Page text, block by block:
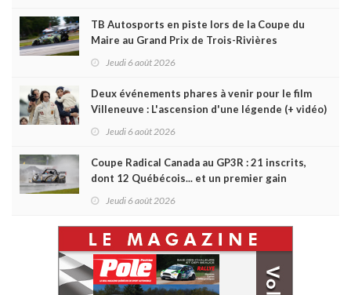
TB Autosports en piste lors de la Coupe du
Maire au Grand Prix de Trois-Rivières
Jeudi 6 août 2026
Deux événements phares à venir pour le film
Villeneuve : L'ascension d'une légende (+ vidéo)
Jeudi 6 août 2026
Coupe Radical Canada au GP3R : 21 inscrits,
dont 12 Québécois... et un premier gain
Jeudi 6 août 2026